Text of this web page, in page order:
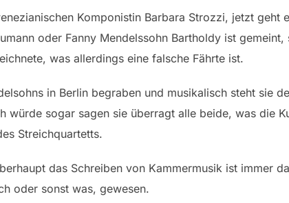
Komponistin Barbara Strozzi, jetzt geht
oder Fanny Mendelssohn Bartholdy ist
was allerdings eine falsche Fährte ist.
in Berlin begraben und musikalisch steht sie
würde sogar sagen sie überragt alle beide, was die
Streichquartetts.
das Schreiben von Kammermusik ist immer
oder sonst was, gewesen.